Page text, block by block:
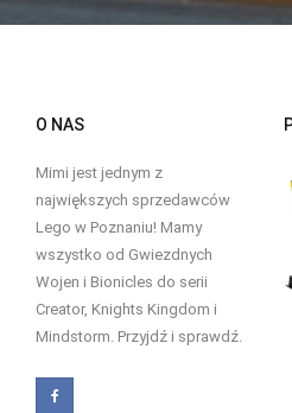
O NAS
Mimi jest jednym z
największych sprzedawców
Lego w Poznaniu! Mamy
wszystko od Gwiezdnych
Wojen i Bionicles do serii
Creator, Knights Kingdom i
Mindstorm. Przyjdź i sprawdź.